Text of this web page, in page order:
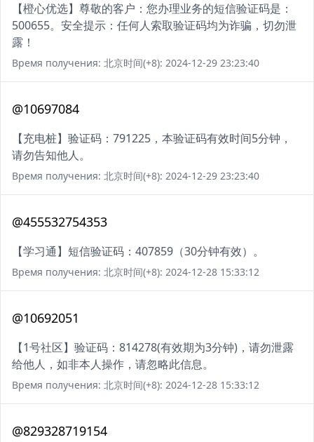
【橙心优选】尊敬的客户：您办理业务的短信验证码是：
500655。安全提示：任何人索取验证码均为诈骗，切勿泄
露！
Время получения: 北京时间(+8): 2024-12-29 23:23:40
@10697084
【充电桩】验证码：791225，本验证码有效时间5分钟，
请勿告知他人。
Время получения: 北京时间(+8): 2024-12-29 23:23:40
@455532754353
【学习通】短信验证码：407859（30分钟有效）。
Время получения: 北京时间(+8): 2024-12-28 15:33:12
@10692051
【1号社区】验证码：814278(有效期为3分钟)，请勿泄露
给他人，如非本人操作，请忽略此信息。
Время получения: 北京时间(+8): 2024-12-28 15:33:12
@829328719154